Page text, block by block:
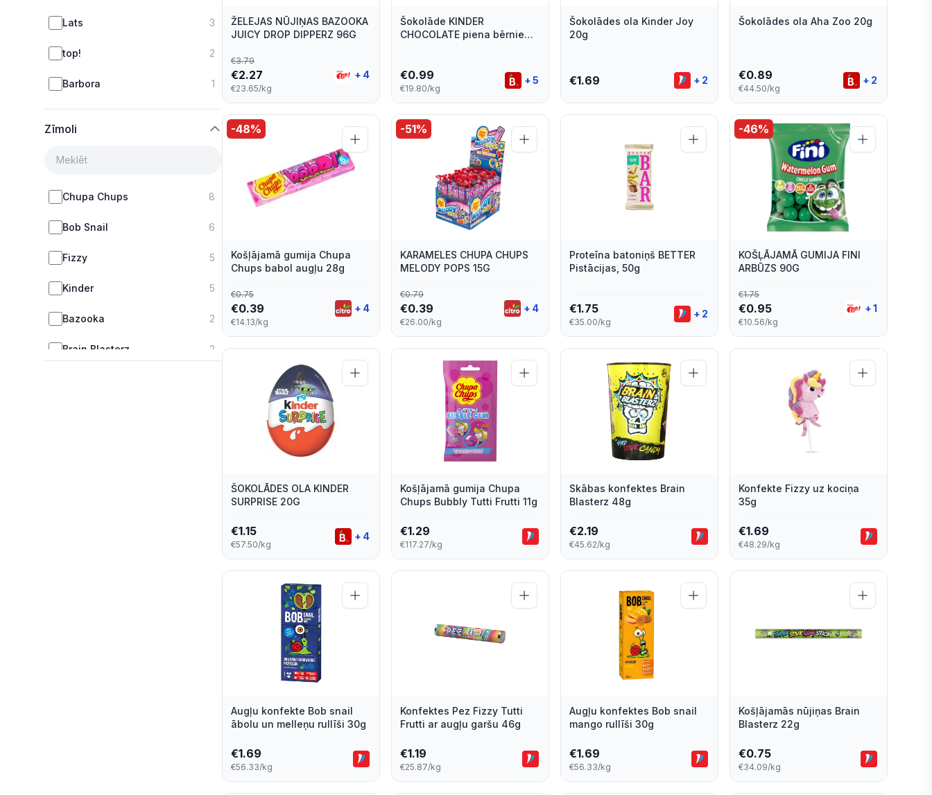
Lats 3
top! 2
Barbora 1
Zīmoli
Chupa Chups 8
Bob Snail 6
Fizzy 5
Kinder 5
Bazooka 2
Brain Blasterz 2
ŽELEJAS NŪJIŅAS BAZOOKA
JUICY DROP DIPPERZ 96G
€3.79
€2.27
€23.65/kg
+ 4
Šokolāde KINDER
CHOCOLATE piena bērniem,
€0.99
€19.80/kg
+5
Šokolādes ola Kinder Joy
20g
€1.69 + 2
Šokolādes ola Aha Zoo 20g
€0.89
€44.50/kg
+ 2
-48%
Košļājamā gumija Chupa
Chups babol augļu 28g
€0.75
€0.39
€14.13/kg
+ 4
-51%
KARAMELES CHUPA CHUPS
MELODY POPS 15G
€0.79
€0.39
€26.00/kg
+ 4
Proteīna batoniņš BETTER
Pistācijas, 50g
€1.75
€35.00/kg
+ 2
-46%
KOŠĻĀJAMĀ GUMIJA FINI
ARBŪZS 90G
€1.75
€0.95
€10.56/kg
+1
ŠOKOLĀDES OLA KINDER
SURPRISE 20G
€1.15
€57.50/kg
+ 4
Košļājamā gumija Chupa
Chups Bubbly Tutti Frutti 11g
€1.29
€117.27/kg
Skābas konfektes Brain
Blasterz 48g
€2.19
€45.62/kg
Konfekte Fizzy uz kociņa
35g
€1.69
€48.29/kg
Augļu konfekte Bob snail
ābolu un melleņu rullīši 30g
€1.69
€56.33/kg
Konfektes Pez Fizzy Tutti
Frutti ar augļu garšu 46g
€1.19
€25.87/kg
Augļu konfektes Bob snail
mango rullīši 30g
€1.69
€56.33/kg
Košļājamās nūjiņas Brain
Blasterz 22g
€0.75
€34.09/kg